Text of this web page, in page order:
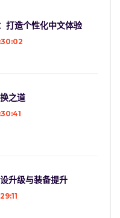
打造个性化中文体验
之道
升级与装备提升